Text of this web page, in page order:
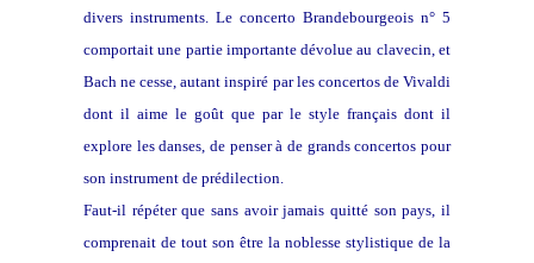
divers instruments. Le concerto Brandebourgeois n° 5
comportait une partie importante dévolue au clavecin, et
Bach ne cesse, autant inspiré par les concertos de Vivaldi
dont il aime le goût que par le style français dont il
explore les danses, de penser à de grands concertos pour
son instrument de prédilection.
Faut-il répéter que sans avoir jamais quitté son pays, il
comprenait de tout son être la noblesse stylistique de la